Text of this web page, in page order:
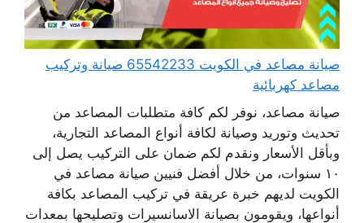
صيانة مصاعد في الكويت 65542233 صيانة وتركيب
مصاعد كهربائية
صيانة مصاعد، نوفر لكم كافة متطلبات المصاعد من
تحديث وتوريد وصيانة لكافة أنواع المصاعد التجارية،
وبأقل الأسعار ونقدم لكم ضمان على التركيب يصل إلى
١٠ سنوات، من خلال أفضل فنيين صيانة مصاعد في
الكويت لديهم خبرة عريقة في تركيب المصاعد بكافة
أنواعها، ويقومون بصيانة الاسانسيرات وتصليحها بمعدات